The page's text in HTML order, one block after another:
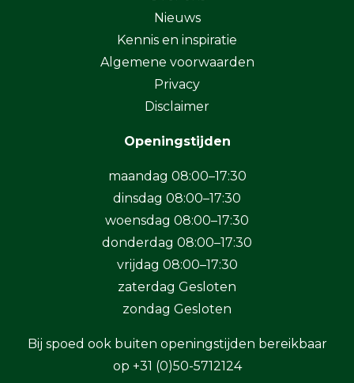
Nieuws
Kennis en inspiratie
Algemene voorwaarden
Privacy
Disclaimer
Openingstijden
maandag 08:00–17:30
dinsdag 08:00–17:30
woensdag 08:00–17:30
donderdag 08:00–17:30
vrijdag 08:00–17:30
zaterdag Gesloten
zondag Gesloten
Bij spoed ook buiten openingstijden bereikbaar
op +31 (0)50-5712124